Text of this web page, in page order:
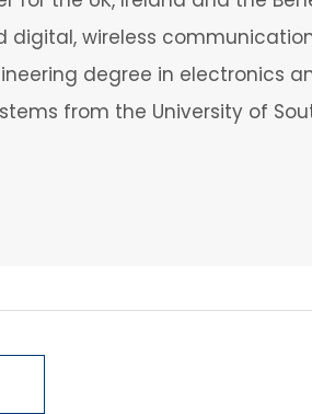
digital, wireless
degree in electronics
from the University of